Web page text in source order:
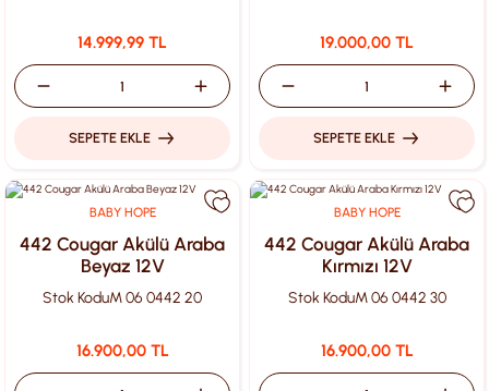
14.999,99 TL
SEPETE EKLE
19.000,00 TL
SEPETE EKLE
BABY HOPE
442 Cougar Akülü Araba
Beyaz 12V
Stok KoduM 06 0442 20
16.900,00 TL
BABY HOPE
442 Cougar Akülü Araba
Kırmızı 12V
Stok KoduM 06 0442 30
16.900,00 TL